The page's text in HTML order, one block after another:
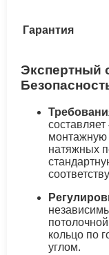
Гарантия
Экспертный
монтажную
натяжных
кольцо по
углом.